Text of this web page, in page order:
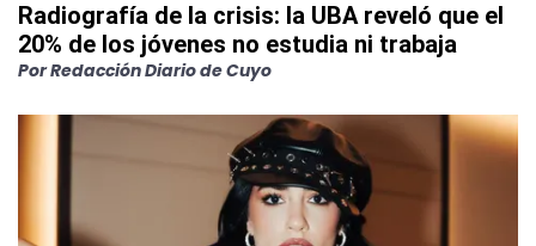
Radiografía de la crisis: la UBA reveló que el
20% de los jóvenes no estudia ni trabaja
PorRedacción Diario de Cuyo